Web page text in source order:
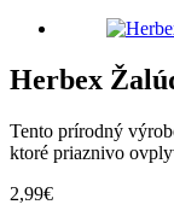
Herbex
Tento prírodný
ktoré priaznivo
2,99€